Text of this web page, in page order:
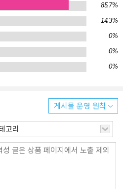
85.7%
14.3%
0%
0%
0%
게시물 운영 원칙
고리